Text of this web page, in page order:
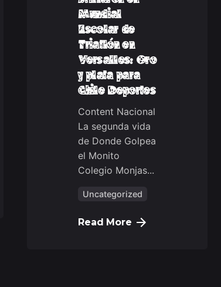
Mundial
Escolar de
Triatlón en
Versalles: Oro
y plata para
Chile Deportes
Content Nacional
La segunda vida
de Donde Golpea
el Monito
Colegio Monjas...
Uncategorized
Read More